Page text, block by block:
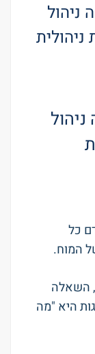
כל
המוח.
השאלה
היא "מה